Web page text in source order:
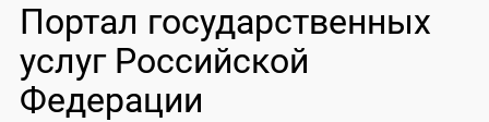
Портал государственных
услуг Российской
Федерации